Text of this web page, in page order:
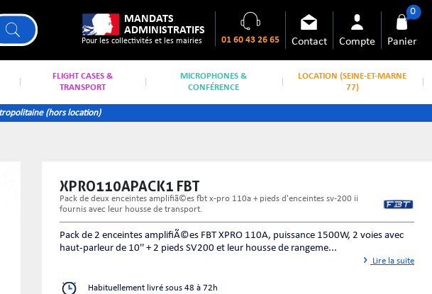
MANDATS
ADMINISTRATIFS
Pour les collectivités et les mairies 01 60 43 26 65 Contact Compte Panier
0
FLIGHT CASES &
TRANSPORT
MICROPHONES &
CONFÉRENCE
LOCATION (SEINE-ET-MARNE
77)
(hors location)
XPRO110APACK1 FBT
pack de deux enceintes amplifiã©es fbt x-pro 110a + pieds d'enceintes sv-200 ii
fournis avec leur housse de transport.
Pack de 2 enceintes amplifiÃ©es FBT XPRO 110A, puissance 1500W, 2 voies avec
haut-parleur de 10'' + 2 pieds SV200 et leur housse de rangeme...
Lire la suite
Habituellement livré sous 48 à 72h